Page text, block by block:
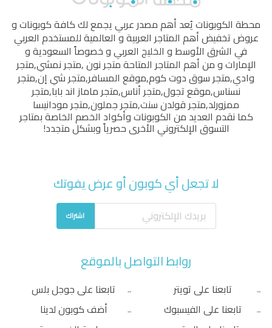
محطة الكوبوناتيُعد أهم مصدر عربي يجمع لك كافة كوبونات و
عروض تخفيض أهم المتاجر العربية و العالمية للمستخدم العربي
في الشرق الأوسط و الخليج العربي و خصوصاً السعودية و
الإمارات و من أهم المتاجر المتاحةمتجر نون,متجر نمشي,متجر
وادي,متجر سوق دوت كوم,موقع المسافر,متجر شي إن,متجر
نسناس,موقع تجول,متجر أناس,متجر ماماز اند بابا,متجر
ممزورلد,متجر قولدن سنت,متجر جملون,متجر مودانيسا
كما نقدم العديد من الكوبونات وأكواد الخصم الخاصة بمتاجر
التسوق الإلكتروني الأخرى حصرياً وبشكل متجدد!
لا تجعل أي كوبون أو عرض يفوتك
اشتراك
روابط التواصل بالموقع
تابعنا على تويتر
تابعنا على الفيسبوك
تابعنا على جوجل بلس
أضف كوبون لدينا